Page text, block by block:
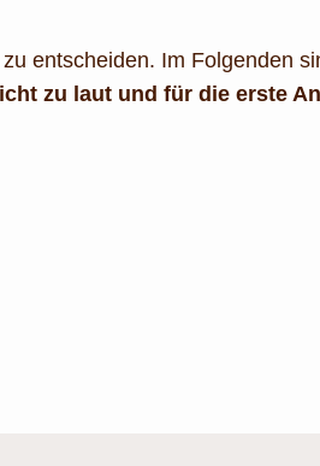
entscheiden. Im Folgenden
zu laut und für die erste